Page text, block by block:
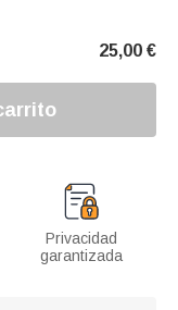
25,00 €
Privacidad
garantizada